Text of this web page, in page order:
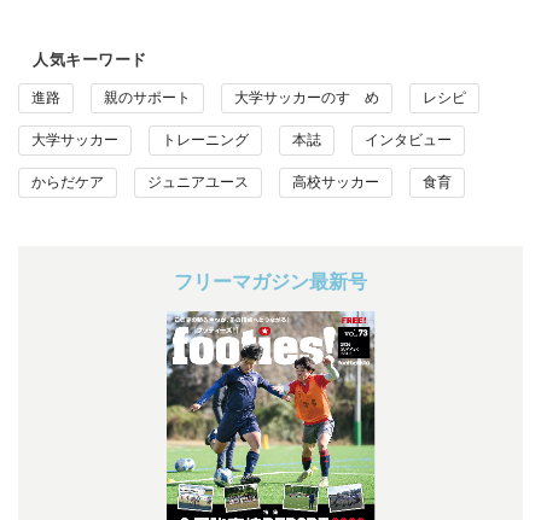
人気キーワード
進路 親のサポート 大学サッカーのすゝめ レシピ
大学サッカー トレーニング 本誌 インタビュー
からだケア ジュニアユース 高校サッカー 食育
フリーマガジン最新号